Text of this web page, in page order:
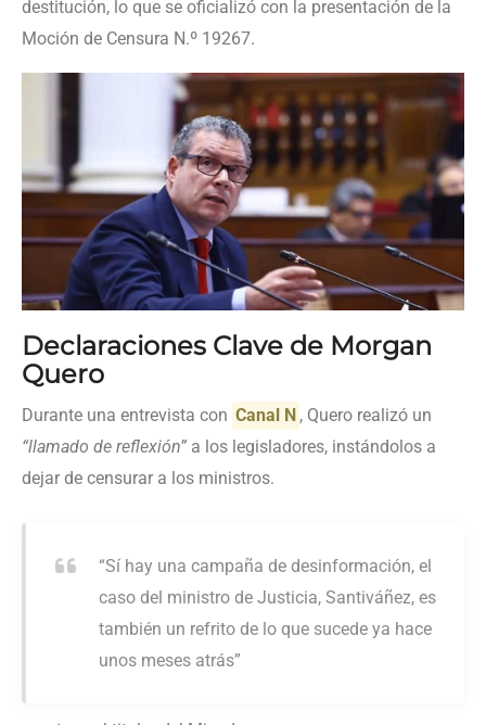
destitución, lo que se oficializó con la presentación de la
Moción de Censura N.º 19267.
Declaraciones Clave de Morgan
Quero
Durante una entrevista con Canal N , Quero realizó un
“llamado de reflexión” a los legisladores, instándolos a
dejar de censurar a los ministros.
“Sí hay una campaña de desinformación, el
caso del ministro de Justicia, Santiváñez, es
también un refrito de lo que sucede ya hace
unos meses atrás”